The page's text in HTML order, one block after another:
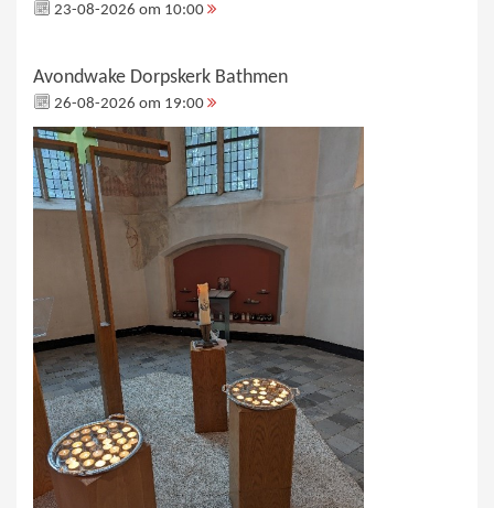
23-08-2026 om 10:00
Avondwake Dorpskerk Bathmen
26-08-2026 om 19:00